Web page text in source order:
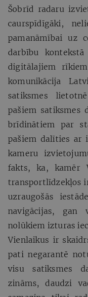
Šobrīd radaru
caurspīdīgāki,
pamanāmībai uz
darbību
digitālajiem
komunikācija
satiksmes
pašiem satiksmes
brīdinātiem par
pašiem dalīties ar
kameru
fakts, ka, kamēr
transportlīdzekļos
uzraugošās
navigācijas, gan
nolūkiem izturas
Vienlaikus ir
pati negarantē
visu satiksmes
zināms, daudzi